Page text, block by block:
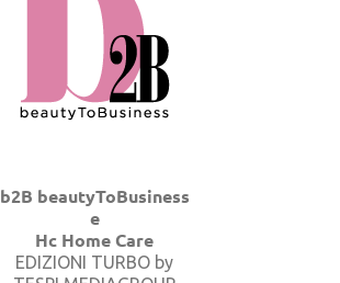
b2B beautyToBusiness
e
Hc Home Care
EDIZIONI TURBO by